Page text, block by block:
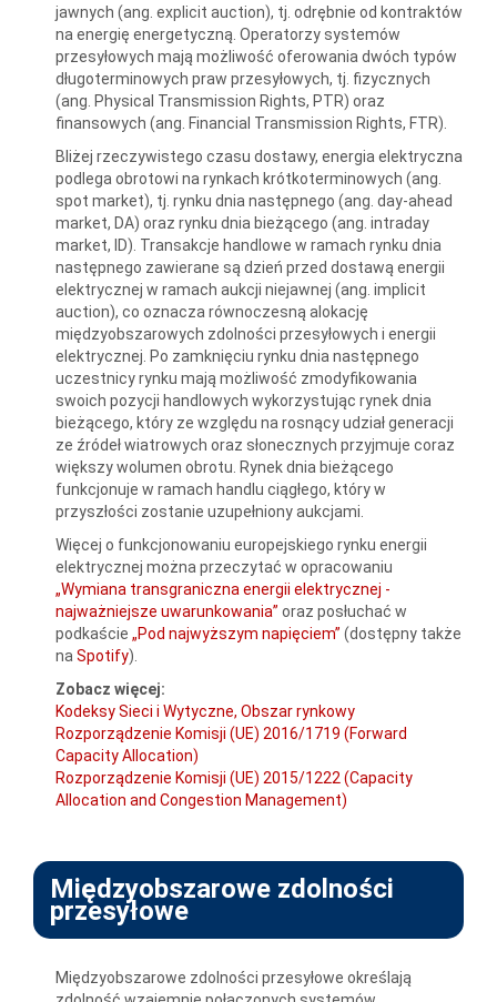
jawnych (ang. explicit auction), tj. odrębnie od kontraktów
na energię energetyczną. Operatorzy systemów
przesyłowych mają możliwość oferowania dwóch typów
długoterminowych praw przesyłowych, tj. fizycznych
(ang. Physical Transmission Rights, PTR) oraz
finansowych (ang. Financial Transmission Rights, FTR).
Bliżej rzeczywistego czasu dostawy, energia elektryczna
podlega obrotowi na rynkach krótkoterminowych (ang.
spot market), tj. rynku dnia następnego (ang. day-ahead
market, DA) oraz rynku dnia bieżącego (ang. intraday
market, ID). Transakcje handlowe w ramach rynku dnia
następnego zawierane są dzień przed dostawą energii
elektrycznej w ramach aukcji niejawnej (ang. implicit
auction), co oznacza równoczesną alokację
międzyobszarowych zdolności przesyłowych i energii
elektrycznej. Po zamknięciu rynku dnia następnego
uczestnicy rynku mają możliwość zmodyfikowania
swoich pozycji handlowych wykorzystując rynek dnia
bieżącego, który ze względu na rosnący udział generacji
ze źródeł wiatrowych oraz słonecznych przyjmuje coraz
większy wolumen obrotu. Rynek dnia bieżącego
funkcjonuje w ramach handlu ciągłego, który w
przyszłości zostanie uzupełniony aukcjami.
Więcej o funkcjonowaniu europejskiego rynku energii
elektrycznej można przeczytać w opracowaniu
„Wymiana transgraniczna energii elektrycznej -
najważniejsze uwarunkowania” oraz posłuchać w
podkaście „Pod najwyższym napięciem” (dostępny także
na Spotify).
Zobacz więcej:
Kodeksy Sieci i Wytyczne, Obszar rynkowy
Rozporządzenie Komisji (UE) 2016/1719 (Forward
Capacity Allocation)
Rozporządzenie Komisji (UE) 2015/1222 (Capacity
Allocation and Congestion Management)
Międzyobszarowe zdolności
przesyłowe
Międzyobszarowe zdolności przesyłowe określają